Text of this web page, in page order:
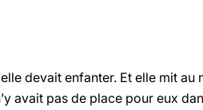
devait enfanter. Et elle mit
avait pas de place pour eux